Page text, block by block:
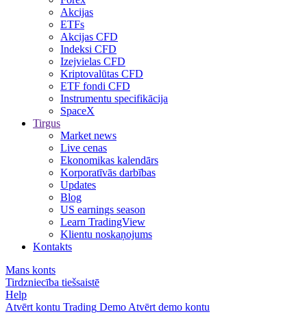
Akcijas
ETFs
Akcijas CFD
Indeksi CFD
Izejvielas CFD
Kriptovalūtas CFD
ETF fondi CFD
Instrumentu specifikācija
SpaceX
Tirgus
Market news
Live cenas
Ekonomikas kalendārs
Korporatīvās darbības
Updates
Blog
US earnings season
Learn TradingView
Klientu noskaņojums
Kontakts
Mans konts
Tirdzniecība tiešsaistē
Help
Atvērt kontu Trading Demo Atvērt demo kontu